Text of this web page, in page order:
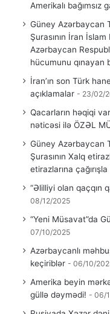
Amerikalı bağımsız
Güney Azərbaycan
Şurasının İran
Azərbaycan
hücumunu qınayan
İran’ın son Türk
açıklamalar
23/02/
Qacarların həqiqi
nəticəsi ilə ÖZƏL
Güney Azərbaycan
Şurasının Xalq
etirazlarına
“Əlilliyi olan qaçqın
08/12/2025
“Yeni Müsavat”da
07/10/2025
Azərbaycanlı
keçiriblər
06/10/
Amerika beyin
güllə dəymədi!
06/